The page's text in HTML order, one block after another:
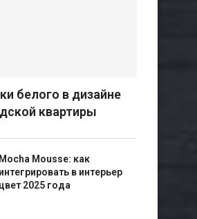
белого в дизайне
квартиры
Mocha Mousse: как
интегрировать в интерьер
цвет 2025 года